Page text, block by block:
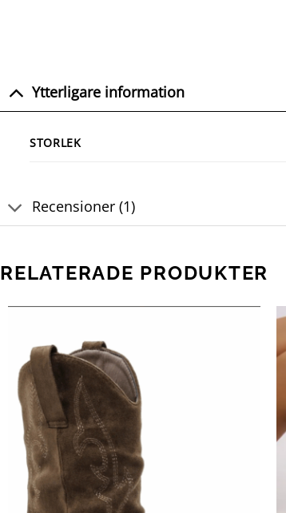
Ytterligare information
STORLEK
Recensioner (1)
RELATERADE PRODUKTER